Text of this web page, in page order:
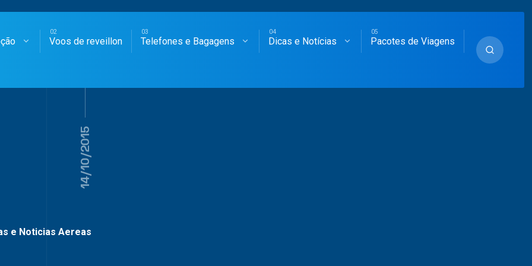
AÉREAS
Voos de reveillon Telefones e Bagagens Dicas e Notícias Pacotes de Viagens
14/10/2015
e Noticias Aereas